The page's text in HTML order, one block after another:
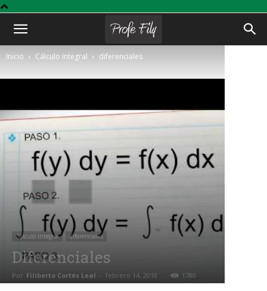
Profe
Inicio Cálculo integral diferenciales
Cálculo integral diferenciales
Diferenciales
Por Filiberto Cortés Leal - febrero 14, 2018
1780
0